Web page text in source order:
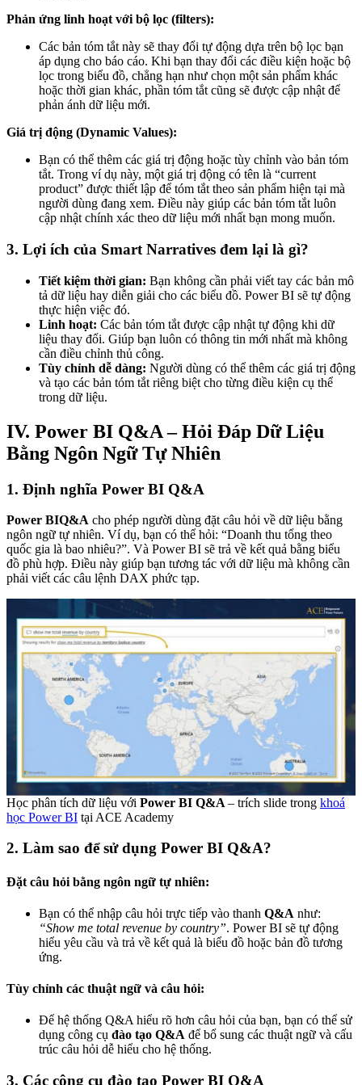
Phản ứng linh hoạt với bộ lọc (filters):
Các bản tóm tắt này sẽ thay đổi tự động dựa trên bộ lọc bạn
áp dụng cho báo cáo. Khi bạn thay đổi các điều kiện hoặc bộ
lọc trong biểu đồ, chẳng hạn như chọn một sản phẩm khác
hoặc thời gian khác, phần tóm tắt cũng sẽ được cập nhật để
phản ánh dữ liệu mới.
Giá trị động (Dynamic Values):
Bạn có thể thêm các giá trị động hoặc tùy chỉnh vào bản tóm
tắt. Trong ví dụ này, một giá trị động có tên là “current
product” được thiết lập để tóm tắt theo sản phẩm hiện tại mà
người dùng đang xem. Điều này giúp các bản tóm tắt luôn
cập nhật chính xác theo dữ liệu mới nhất bạn mong muốn.
3. Lợi ích của Smart Narratives đem lại là gì?
Tiết kiệm thời gian: Bạn không cần phải viết tay các bản mô
tả dữ liệu hay diễn giải cho các biểu đồ. Power BI sẽ tự động
thực hiện việc đó.
Linh hoạt: Các bản tóm tắt được cập nhật tự động khi dữ
liệu thay đổi. Giúp bạn luôn có thông tin mới nhất mà không
cần điều chỉnh thủ công.
Tùy chỉnh dễ dàng: Người dùng có thể thêm các giá trị động
và tạo các bản tóm tắt riêng biệt cho từng điều kiện cụ thể
trong dữ liệu.
IV. Power BI Q&A – Hỏi Đáp Dữ Liệu
Bằng Ngôn Ngữ Tự Nhiên
1. Định nghĩa Power BI Q&A
Power BIQ&A cho phép người dùng đặt câu hỏi về dữ liệu bằng
ngôn ngữ tự nhiên. Ví dụ, bạn có thể hỏi: “Doanh thu tổng theo
quốc gia là bao nhiêu?”. Và Power BI sẽ trả về kết quả bằng biểu
đồ phù hợp. Điều này giúp bạn tương tác với dữ liệu mà không cần
phải viết các câu lệnh DAX phức tạp.
Học phân tích dữ liệu với Power BI Q&A – trích slide trong khoá
học Power BI tại ACE Academy
2. Làm sao để sử dụng Power BI Q&A?
Đặt câu hỏi bằng ngôn ngữ tự nhiên:
Bạn có thể nhập câu hỏi trực tiếp vào thanh Q&A như:
“Show me total revenue by country”. Power BI sẽ tự động
hiểu yêu cầu và trả về kết quả là biểu đồ hoặc bản đồ tương
ứng.
Tùy chỉnh các thuật ngữ và câu hỏi:
Để hệ thống Q&A hiểu rõ hơn câu hỏi của bạn, bạn có thể sử
dụng công cụ đào tạo Q&A để bổ sung các thuật ngữ và cấu
trúc câu hỏi dễ hiểu cho hệ thống.
3. Các công cụ đào tạo Power BI Q&A